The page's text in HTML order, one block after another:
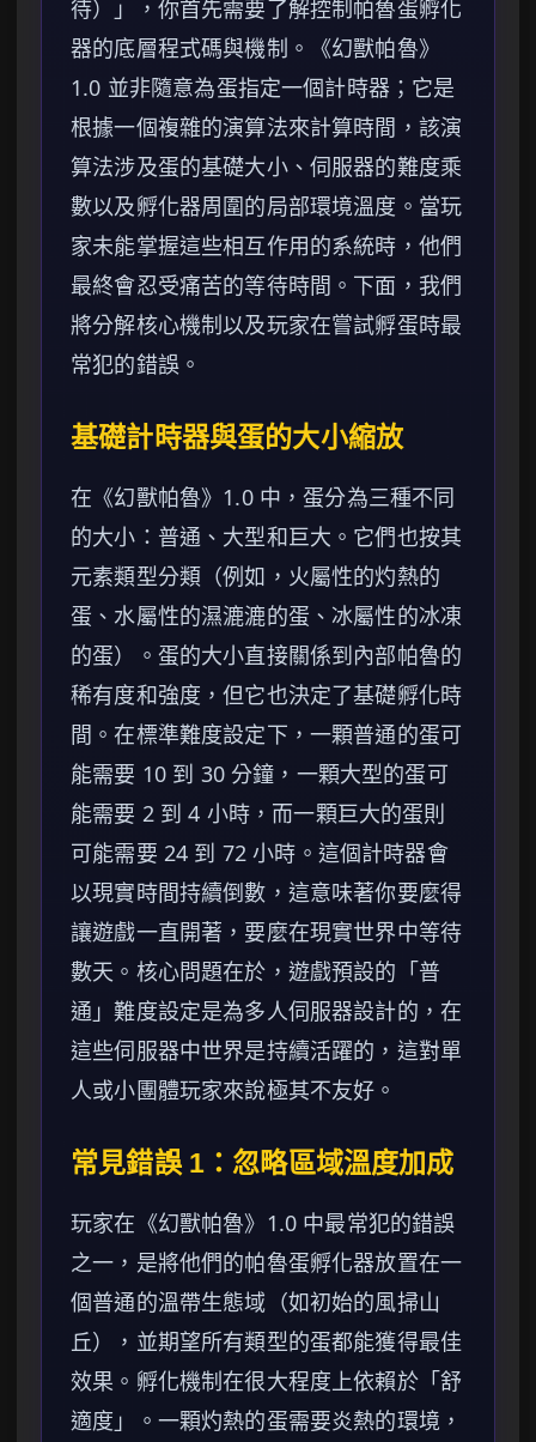
待）」，你首先需要了解控制帕魯蛋孵化
器的底層程式碼與機制。《幻獸帕魯》
1.0 並非隨意為蛋指定一個計時器；它是
根據一個複雜的演算法來計算時間，該演
算法涉及蛋的基礎大小、伺服器的難度乘
數以及孵化器周圍的局部環境溫度。當玩
家未能掌握這些相互作用的系統時，他們
最終會忍受痛苦的等待時間。下面，我們
將分解核心機制以及玩家在嘗試孵蛋時最
常犯的錯誤。
基礎計時器與蛋的大小縮放
在《幻獸帕魯》1.0 中，蛋分為三種不同
的大小：普通、大型和巨大。它們也按其
元素類型分類（例如，火屬性的灼熱的
蛋、水屬性的濕漉漉的蛋、冰屬性的冰凍
的蛋）。蛋的大小直接關係到內部帕魯的
稀有度和強度，但它也決定了基礎孵化時
間。在標準難度設定下，一顆普通的蛋可
能需要 10 到 30 分鐘，一顆大型的蛋可
能需要 2 到 4 小時，而一顆巨大的蛋則
可能需要 24 到 72 小時。這個計時器會
以現實時間持續倒數，這意味著你要麼得
讓遊戲一直開著，要麼在現實世界中等待
數天。核心問題在於，遊戲預設的「普
通」難度設定是為多人伺服器設計的，在
這些伺服器中世界是持續活躍的，這對單
人或小團體玩家來說極其不友好。
常見錯誤 1：忽略區域溫度加成
玩家在《幻獸帕魯》1.0 中最常犯的錯誤
之一，是將他們的帕魯蛋孵化器放置在一
個普通的溫帶生態域（如初始的風掃山
丘），並期望所有類型的蛋都能獲得最佳
效果。孵化機制在很大程度上依賴於「舒
適度」。一顆灼熱的蛋需要炎熱的環境，